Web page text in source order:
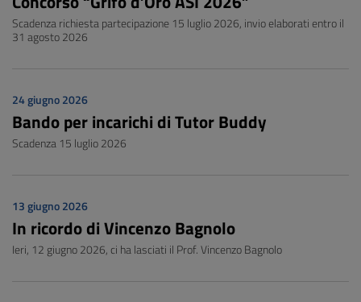
Scadenza richiesta partecipazione 15 luglio 2026, invio elaborati entro il
31 agosto 2026
24 giugno 2026
Bando per incarichi di Tutor Buddy
Scadenza 15 luglio 2026
13 giugno 2026
In ricordo di Vincenzo Bagnolo
Ieri, 12 giugno 2026, ci ha lasciati il Prof. Vincenzo Bagnolo